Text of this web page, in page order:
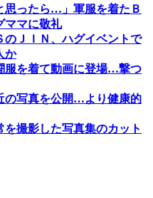
思ったら…」軍服を着たＢ
ママに敬礼
のＪＩＮ、ハグイベントで
か
服を着て動画に登場…撃つ
の写真を公開…より健康的
を撮影した写真集のカット